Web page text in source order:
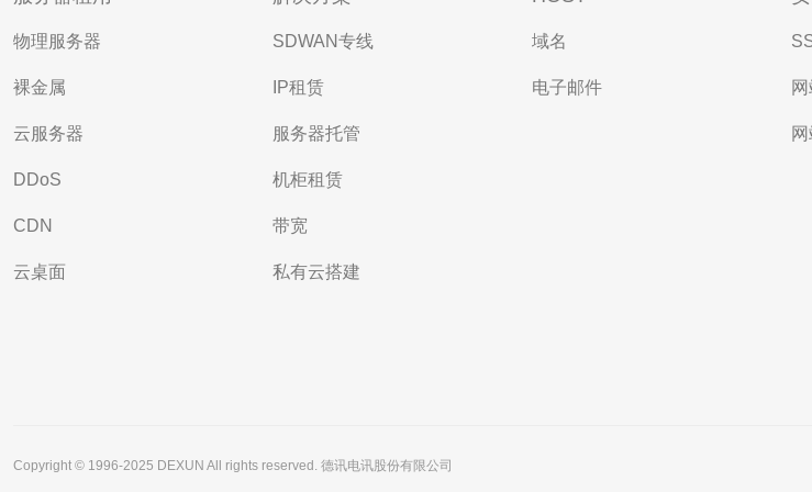
物理服务器
裸金属
云服务器
DDoS
CDN
云桌面
SDWAN专线
IP租赁
服务器托管
机柜租赁
带宽
私有云搭建
域名
电子邮件
Copyright © 1996-2025 DEXUN All rights reserved. 德讯电讯股份有限公司